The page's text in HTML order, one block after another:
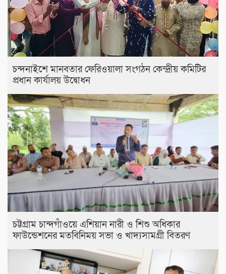
চন্দনাইশে মানবতার ফেরিওয়ালা সংগঠন কেন্দ্রীয় কমিটির
প্রধান কার্যালয় উদ্বোধন
চট্টগ্রাম চান্দগাঁওয়ে এশিয়ান নারী ও শিশু অধিকার
ফাউন্ডেশনের মতবিনিময় সভা ও খাদ্যসামগ্রী বিতরণ